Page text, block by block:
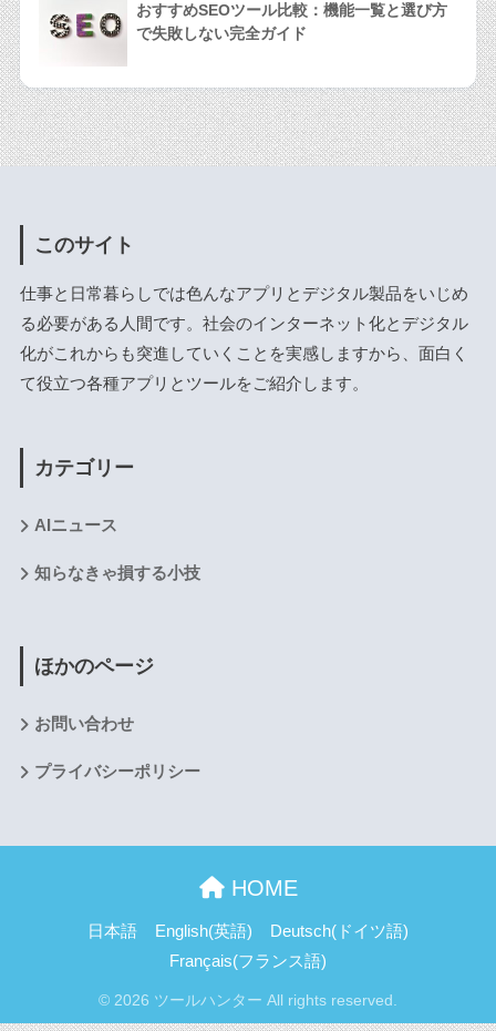
おすすめSEOツール比較：機能一覧と選び方
で失敗しない完全ガイド
このサイト
仕事と日常暮らしでは色んなアプリとデジタル製品をいじめ
る必要がある人間です。社会のインターネット化とデジタル
化がこれからも突進していくことを実感しますから、面白く
て役立つ各種アプリとツールをご紹介します。
カテゴリー
AIニュース
知らなきゃ損する小技
ほかのページ
お問い合わせ
プライバシーポリシー
HOME
日本語 English(英語) Deutsch( ドイツ語)
Français(フランス語)
© 2026 ツールハンター All rights reserved.